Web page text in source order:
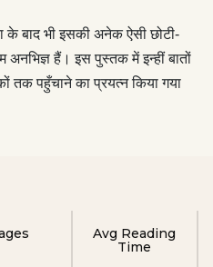
के बाद भी इसकी अनेक ऐसी छोटी-
अनभिज्ञ हैं। इस पुस्तक में इन्हीं बातों
तक पहुँचाने का प्रयत्न किया गया
Avg Reading
Time